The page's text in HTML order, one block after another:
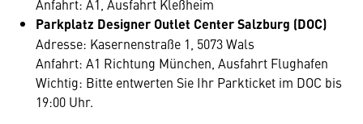
Anfahrt: A1, Ausfahrt Kleßheim
Parkplatz Designer Outlet Center Salzburg (DOC)
Adresse: Kasernenstraße 1, 5073 Wals
Anfahrt: A1 Richtung München, Ausfahrt Flughafen
Wichtig: Bitte entwerten Sie Ihr Parkticket im DOC bis
19:00 Uhr.